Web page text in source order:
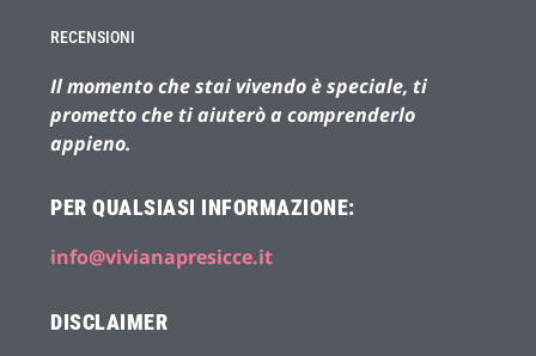
RECENSIONI
Il momento che stai vivendo è speciale, ti
prometto che ti aiuterò a comprenderlo
appieno.
PER QUALSIASI INFORMAZIONE:
info@vivianapresicce.it
DISCLAIMER